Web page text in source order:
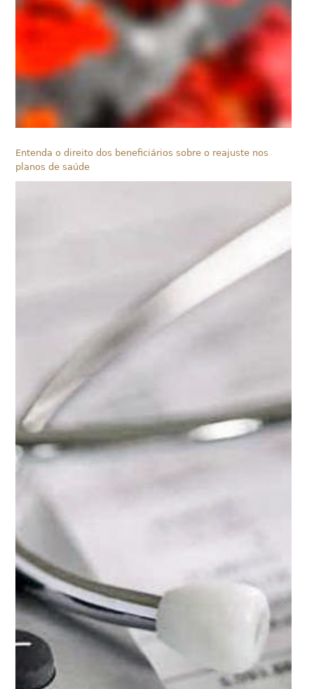
Entenda o direito dos beneficiários sobre o reajuste nos
planos de saúde